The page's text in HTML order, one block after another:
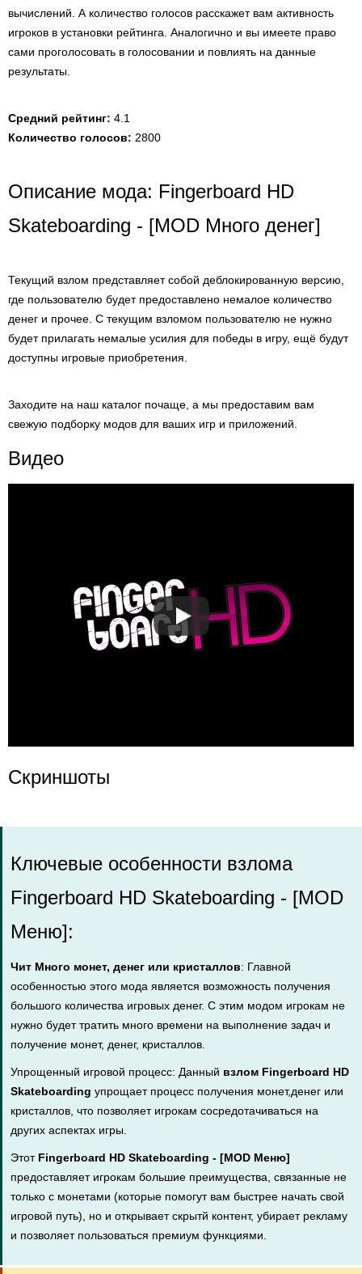
вычислений. А количество голосов расскажет вам активность
игроков в установки рейтинга. Аналогично и вы имеете право
сами проголосовать в голосовании и повлиять на данные
результаты.
Средний рейтинг: 4.1
Количество голосов: 2800
Описание мода: Fingerboard HD
Skateboarding - [MOD Много денег]
Текущий взлом представляет собой деблокированную версию,
где пользователю будет предоставлено немалое количество
денег и прочее. С текущим взломом пользователю не нужно
будет прилагать немалые усилия для победы в игру, ещё будут
доступны игровые приобретения.
Заходите на наш каталог почаще, а мы предоставим вам
свежую подборку модов для ваших игр и приложений.
Видео
Скриншоты
Ключевые особенности взлома
Fingerboard HD Skateboarding - [MOD
Меню]:
Чит Много монет, денег или кристаллов: Главной
особенностью этого мода является возможность получения
большого количества игровых денег. С этим модом игрокам не
нужно будет тратить много времени на выполнение задач и
получение монет, денег, кристаллов.
Упрощенный игровой процесс: Данный взлом Fingerboard HD
Skateboarding упрощает процесс получения монет,денег или
кристаллов, что позволяет игрокам сосредотачиваться на
других аспектах игры.
Этот Fingerboard HD Skateboarding - [MOD Меню]
предоставляет игрокам большие преимущества, связанные не
только с монетами (которые помогут вам быстрее начать свой
игровой путь), но и открывает скрытй контент, убирает рекламу
и позволяет пользоваться премиум функциями.